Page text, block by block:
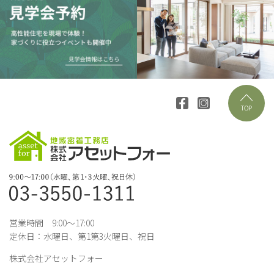
営業時間 9:00～17:00
定休日：水曜日、第1第3火曜日、祝日
株式会社アセットフォー